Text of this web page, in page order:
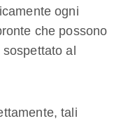
ogni
che possono
al
tali